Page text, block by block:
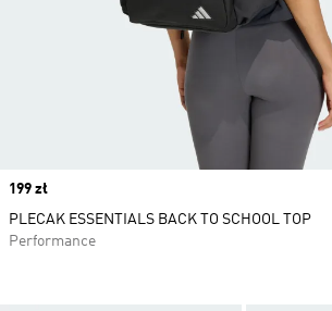
Price
199 zł
PLECAK ESSENTIALS BACK TO SCHOOL TOP
Performance